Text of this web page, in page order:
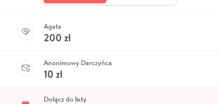
Agata
200 zł
Anonimowy Darczyńca
10 zł
Dołącz do listy